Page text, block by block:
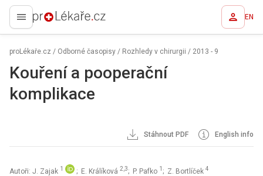
proLékaře.cz EN
proLékaře.cz / Odborné časopisy / Rozhledy v chirurgii / 2013 - 9
Kouření a pooperační
komplikace
Stáhnout PDF English info
Autoři: J. Zajak 1 ; E. Králíková 2,3; P. Pafko 1 ; Z. Bortlíček 4